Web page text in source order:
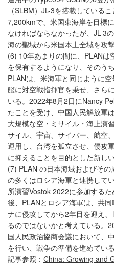
（SLBM）JL-3を搭載している
7,200kmで、米国東海岸を目標
なければならなかったが、JL-3
海の聖域から米国本土全域を攻
(6) 10年あまりの間に、PLAN
を保有するようになり、そのう
PLANは、米海軍と同じように
艦に対空戦指揮官を乗せ、さら
いる。2022年8月2日にNancy
たことを受け、中国人民解放軍
大規模な空・ミサイル・海上演
サイル、宇宙、サイバー、航空
運用し、台湾を孤立させ、侵攻
に抑えることを目的とした新し
(7) PLAN の日本海域およびそ
の多くはロシア海軍と連携して
所演習Vostok 2022に参加する
後、PLANとロシア海軍は、共
ナに侵攻してから2年目を迎え
るのではないかと考えている。
国人民政治協商会議において、
を行い、戦争の準備を進めてい
記事参照： China: Growing and